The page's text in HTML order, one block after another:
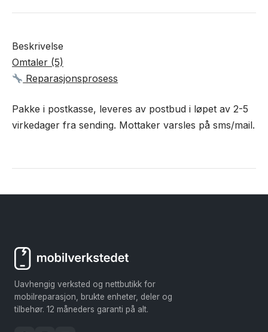
Beskrivelse
Omtaler (5)
Reparasjonsprosess
Pakke i postkasse, leveres av postbud i løpet av 2-5
virkedager fra sending. Mottaker varsles på sms/mail.
Uavhengig verksted og nettbutikk for
mobilreparasjon, brukte enheter, deler og
tilbehør. 12 måneders garanti på alt.